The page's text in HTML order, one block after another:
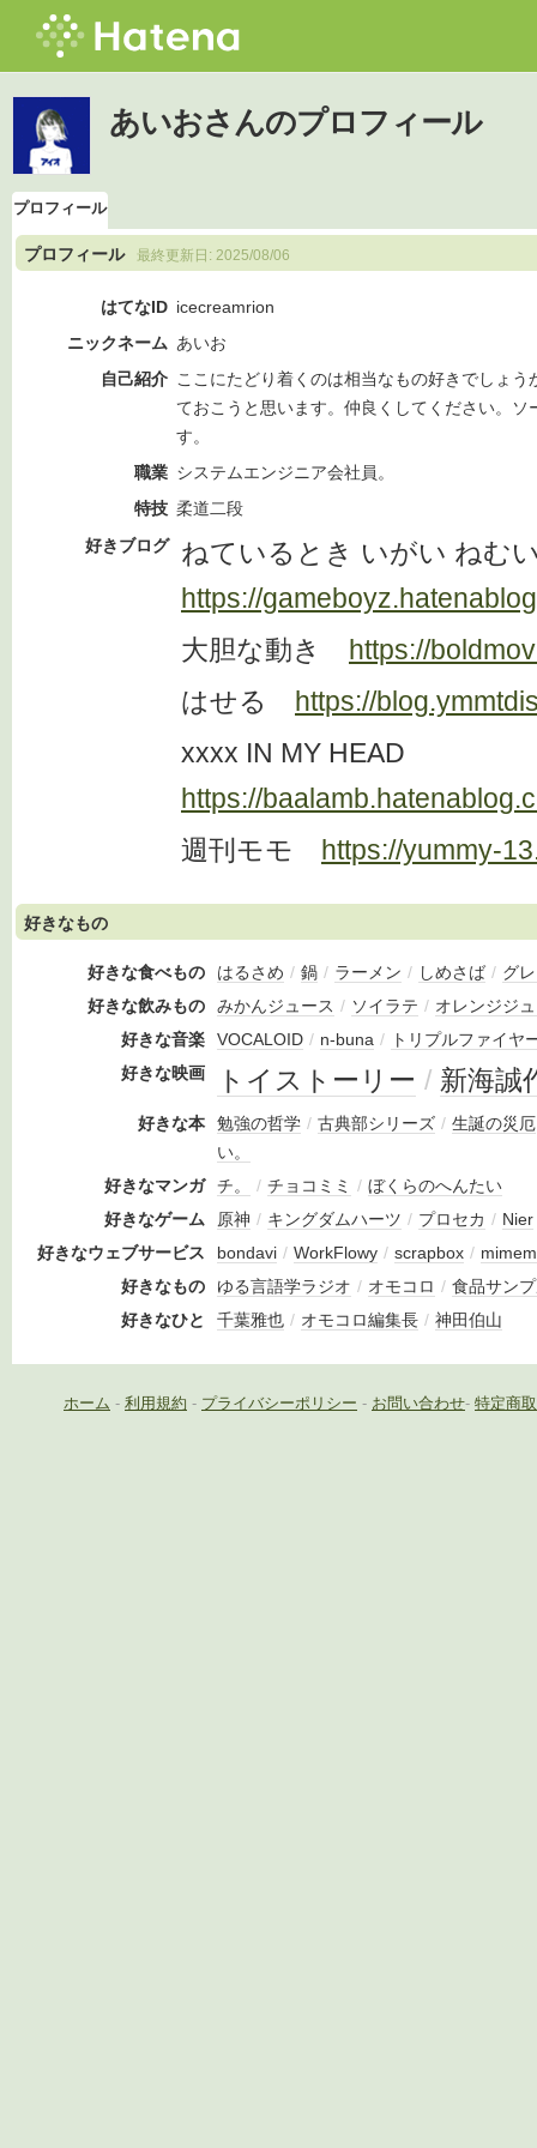
あいおさんのプロフィール
プロフィール
プロフィール 最終更新日: 2025/08/06
はてなID icecreamrion
ニックネーム あいお
自己紹介 ここにたどり着くのは相当なもの好きでしょ
ておこうと思います。仲良くしてください。
す。
職業 システムエンジニア会社員。
特技 柔道二段
好きブログ
ねているとき いがい ね
https://
大胆な動き
https://
はせる
https://
xxxx IN MY HEAD
https://
週刊モモ
https://yummy-
好きなもの
好きな食べもの はるさめ / 鍋 / ラーメン / しめさば / グ
好きな飲みもの
みかんジュース / ソイラテ / オレンジジ
好きな音楽
VOCALOID / n-buna /
トリプルファイヤ
好きな映画
トイストーリー / 新海誠
好きな本 勉強の哲学 / 古典部シリーズ / 生誕の災厄
い。
好きなマンガ
チ。 / チョコミミ / ぼくらのへんたい
好きなゲーム
原神 / キングダムハーツ / プロセカ / Nier
好きなウェブサービス
bondavi / WorkFlowy / scrapbox /
好きなもの
ゆる言語学ラジオ / オモコロ / 食品サン
好きなひと
千葉雅也 / オモコロ編集長 / 神田伯山
ホーム - 利用規約 - プライバシーポリシー - お問い合わせ- 特定商